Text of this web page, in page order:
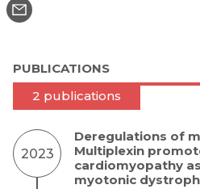
PUBLICATIONS
2 publications
2023
Deregulations of
Multiplexin
cardiomyopathy
myotonic